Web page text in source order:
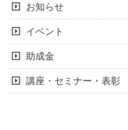
お知らせ
イベント
助成金
講座・セミナー・表彰